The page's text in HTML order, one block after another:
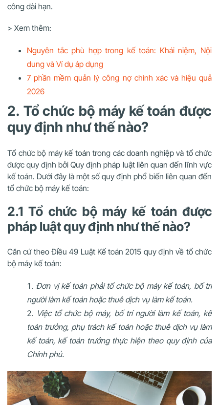
công dài hạn.
> Xem thêm:
Nguyên tắc phù hợp trong kế toán: Khái niệm, Nội
dung và Ví dụ áp dụng
7 phần mềm quản lý công nợ chính xác và hiệu quả
2026
2. Tổ chức bộ máy kế toán được
quy định như thế nào?
Tổ chức bộ máy kế toán trong các doanh nghiệp và tổ chức
được quy định bởi Quy định pháp luật liên quan đến lĩnh vực
kế toán. Dưới đây là một số quy định phổ biến liên quan đến
tổ chức bộ máy kế toán:
2.1 Tổ chức bộ máy kế toán được
pháp luật quy định như thế nào?
Căn cứ theo Điều 49 Luật Kế toán 2015 quy định về tổ chức
bộ máy kế toán:
Đơn vị kế toán phải tổ chức bộ máy kế toán, bố trí
người làm kế toán hoặc thuê dịch vụ làm kế toán.
Việc tổ chức bộ máy, bố trí người làm kế toán, kế
toán trưởng, phụ trách kế toán hoặc thuê dịch vụ làm
kế toán, kế toán trưởng thực hiện theo quy định của
Chính phủ.